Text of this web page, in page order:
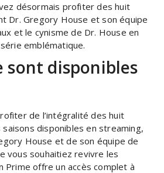
désormais profiter des huit
Dr. Gregory House et son équipe
et le cynisme de Dr. House en
emblématique.
sont disponibles
de l’intégralité des huit
disponibles en streaming,
House et de son équipe de
vous souhaitiez revivre les
Prime offre un accès complet à